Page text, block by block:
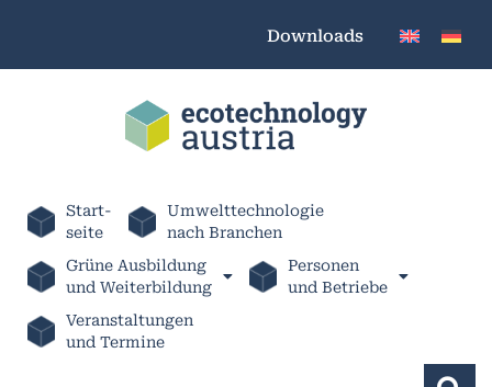
Downloads
Start-
seite
Umwelttechnologie
nach Branchen
Grüne Ausbildung
und Weiterbildung
Personen
und Betriebe
Veranstaltungen
und Termine